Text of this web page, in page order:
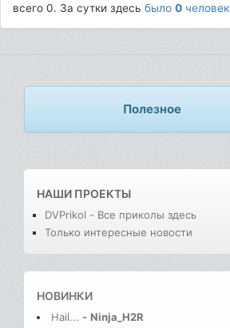
всего 0. За сутки здесьбыло0 человек
Полезное
НАШИ ПРОЕКТЫ
DVPrikol - Все приколы здесь
Только интересные новости
НОВИНКИ
Hail... - Ninja_H2R